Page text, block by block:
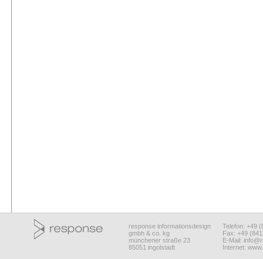
response informationsdesign
gmbh & co. kg
münchener straße 23
85051 ingolstadt
Telefon: +49
Fax: +49
E-Mail:
Internet: